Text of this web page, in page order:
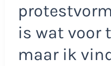
is wat voor
maar ik